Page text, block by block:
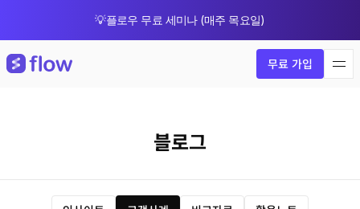
💡플로우 무료 세미나 (매주 목요일)
무료 가입
블로그